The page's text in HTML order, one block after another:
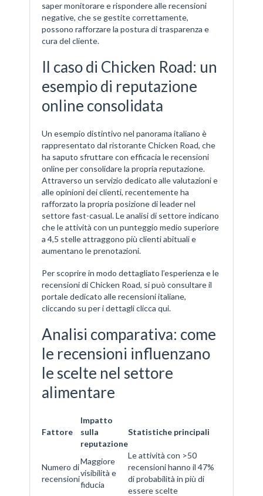
saper monitorare e rispondere alle recensioni
negative, che se gestite correttamente,
possono rafforzare la postura di trasparenza e
cura del cliente.
Il caso di Chicken Road: un
esempio di reputazione
online consolidata
Un esempio distintivo nel panorama italiano è
rappresentato dal ristorante Chicken Road, che
ha saputo sfruttare con efficacia le recensioni
online per consolidare la propria reputazione.
Attraverso un servizio dedicato alle valutazioni e
alle opinioni dei clienti, recentemente ha
rafforzato la propria posizione di leader nel
settore fast-casual. Le analisi di settore indicano
che le attività con un punteggio medio superiore
a 4,5 stelle attraggono più clienti abituali e
aumentano le prenotazioni.
Per scoprire in modo dettagliato l’esperienza e le
recensioni di Chicken Road, si può consultare il
portale dedicato alle recensioni italiane,
cliccando su per i dettagli clicca qui.
Analisi comparativa: come
le recensioni influenzano
le scelte nel settore
alimentare
Fattore
Impatto
sulla
reputazione
Statistiche principali
Numero di
recensioni
Maggiore
visibilità e
fiducia
Le attività con >50
recensioni hanno il 47%
di probabilità in più di
essere scelte